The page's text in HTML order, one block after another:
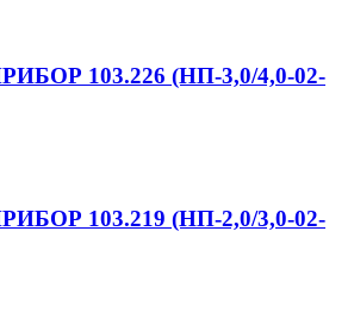
103.226 (НП-3,0/4,0-02-
103.219 (НП-2,0/3,0-02-